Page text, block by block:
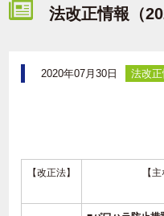
法改正情報（
2020年07月30日 法改
【改正法】 【